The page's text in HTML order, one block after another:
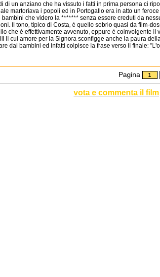
di un anziano che ha vissuto i fatti in prima persona ci
martoriava i popoli ed in Portogallo era in atto un
bambini che videro la ******* senza essere creduti da
Il tono, tipico di Costa, è quello sobrio quasi da film-
che è effettivamente avvenuto, eppure è coinvolgente
il cui amore per la Signora sconfigge anche la paura
dai bambini ed infatti colpisce la frase verso il finale:
Pagina
vota e commenta il film